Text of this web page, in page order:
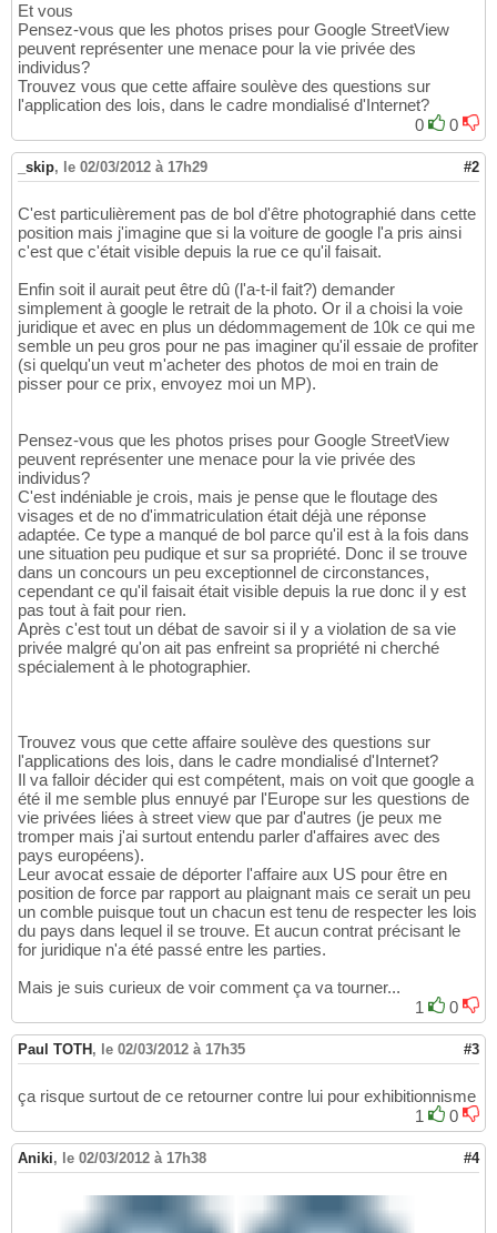
Et vous
Pensez-vous que les photos prises pour Google StreetView
peuvent représenter une menace pour la vie privée des
individus?
Trouvez vous que cette affaire soulève des questions sur
l'application des lois, dans le cadre mondialisé d'Internet?
0
0
_skip, le 02/03/2012 à 17h29 #2
C'est particulièrement pas de bol d'être photographié dans cette
position mais j'imagine que si la voiture de google l'a pris ainsi
c'est que c'était visible depuis la rue ce qu'il faisait.
Enfin soit il aurait peut être dû (l'a-t-il fait?) demander
simplement à google le retrait de la photo. Or il a choisi la voie
juridique et avec en plus un dédommagement de 10k ce qui me
semble un peu gros pour ne pas imaginer qu'il essaie de profiter
(si quelqu'un veut m'acheter des photos de moi en train de
pisser pour ce prix, envoyez moi un MP).
Pensez-vous que les photos prises pour Google StreetView
peuvent représenter une menace pour la vie privée des
individus?
C'est indéniable je crois, mais je pense que le floutage des
visages et de no d'immatriculation était déjà une réponse
adaptée. Ce type a manqué de bol parce qu'il est à la fois dans
une situation peu pudique et sur sa propriété. Donc il se trouve
dans un concours un peu exceptionnel de circonstances,
cependant ce qu'il faisait était visible depuis la rue donc il y est
pas tout à fait pour rien.
Après c'est tout un débat de savoir si il y a violation de sa vie
privée malgré qu'on ait pas enfreint sa propriété ni cherché
spécialement à le photographier.
Trouvez vous que cette affaire soulève des questions sur
l'applications des lois, dans le cadre mondialisé d'Internet?
Il va falloir décider qui est compétent, mais on voit que google a
été il me semble plus ennuyé par l'Europe sur les questions de
vie privées liées à street view que par d'autres (je peux me
tromper mais j'ai surtout entendu parler d'affaires avec des
pays européens).
Leur avocat essaie de déporter l'affaire aux US pour être en
position de force par rapport au plaignant mais ce serait un peu
un comble puisque tout un chacun est tenu de respecter les lois
du pays dans lequel il se trouve. Et aucun contrat précisant le
for juridique n'a été passé entre les parties.
Mais je suis curieux de voir comment ça va tourner...
1
0
Paul TOTH , le 02/03/2012 à 17h35 #3
ça risque surtout de ce retourner contre lui pour exhibitionnisme
1
0
Aniki, le 02/03/2012 à 17h38 #4